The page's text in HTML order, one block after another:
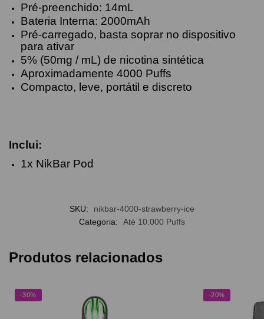
Pré-preenchido: 14mL
Bateria Interna: 2000mAh
Pré-carregado, basta soprar no dispositivo
para ativar
5% (50mg / mL) de nicotina sintética
Aproximadamente 4000 Puffs
Compacto, leve, portátil e discreto
Inclui:
1x NikBar Pod
SKU:
nikbar-4000-strawberry-ice
Categoria:
Até 10.000 Puffs
Produtos relacionados
-30% -20%